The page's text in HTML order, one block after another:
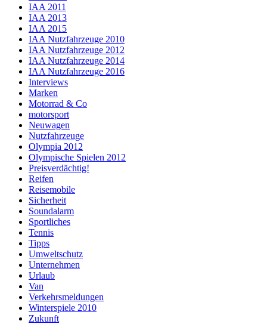
IAA 2011
IAA 2013
IAA 2015
IAA Nutzfahrzeuge 2010
IAA Nutzfahrzeuge 2012
IAA Nutzfahrzeuge 2014
IAA Nutzfahrzeuge 2016
Interviews
Marken
Motorrad & Co
motorsport
Neuwagen
Nutzfahrzeuge
Olympia 2012
Olympische Spielen 2012
Preisverdächtig!
Reifen
Reisemobile
Sicherheit
Soundalarm
Sportliches
Tennis
Tipps
Umweltschutz
Unternehmen
Urlaub
Van
Verkehrsmeldungen
Winterspiele 2010
Zukunft